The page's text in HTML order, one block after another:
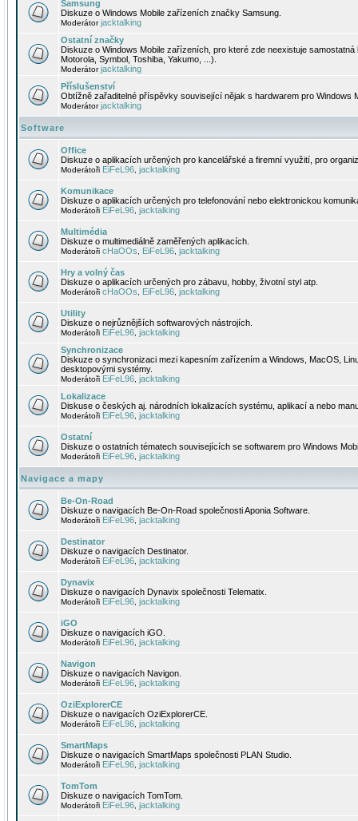
Samsung
Diskuze o Windows Mobile zařízeních značky Samsung.
Moderátorjacktalking
Ostatní značky
Diskuze o Windows Mobile zařízeních, pro které zde neexistuje
Motorola, Symbol, Toshiba, Yakumo, ...).
Moderátorjacktalking
Příslušenství
Obtížně zařaditelné příspěvky související nějak s hardwarem pro Windows
Moderátorjacktalking
Software
Office
Diskuze o aplikacích určených pro kancelářské a firemní využití, pro
Moderátoři EiFeL96 jacktalking
Komunikace
Diskuze o aplikacích určených pro telefonování nebo elektronickou
Moderátoři EiFeL96 jacktalking
Multimédia
Diskuze o multimediálně zaměřených aplikacích.
Moderátoři cHaOOs EiFeL96 jacktalking
Hry a volný čas
Diskuze o aplikacích určených pro zábavu, hobby, životní styl atp.
Moderátoři cHaOOs EiFeL96 jacktalking
Utility
Diskuze o nejrůznějších softwarových nástrojích.
Moderátoři EiFeL96 jacktalking
Synchronizace
Diskuze o synchronizaci mezi kapesním zařízením a Windows, MacOS,
desktopovými systémy.
Moderátoři EiFeL96 jacktalking
Lokalizace
Diskuse o českých aj. národních lokalizacích systému, aplikací a nebo
Moderátoři EiFeL96 jacktalking
Ostatní
Diskuze o ostatních tématech souvisejících se softwarem pro Windows
Moderátoři EiFeL96 jacktalking
Navigace a mapy
Be-On-Road
Diskuze o navigacích Be-On-Road společnosti Aponia Software.
Moderátoři EiFeL96 jacktalking
Destinator
Diskuze o navigacích Destinator.
Moderátoři EiFeL96 jacktalking
Dynavix
Diskuze o navigacích Dynavix společnosti Telematix.
Moderátoři EiFeL96 jacktalking
iGO
Diskuze o navigacích iGO.
Moderátoři EiFeL96 jacktalking
Navigon
Diskuze o navigacích Navigon.
Moderátoři EiFeL96 jacktalking
OziExplorerCE
Diskuze o navigacích OziExplorerCE.
Moderátoři EiFeL96 jacktalking
SmartMaps
Diskuze o navigacích SmartMaps společnosti PLAN Studio.
Moderátoři EiFeL96 jacktalking
TomTom
Diskuze o navigacích TomTom.
Moderátoři EiFeL96 jacktalking